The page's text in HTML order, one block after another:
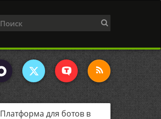
Платформа для ботов в